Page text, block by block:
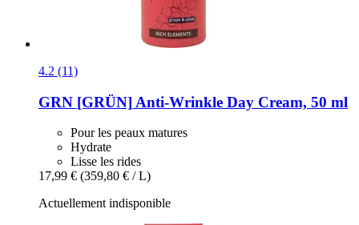
4.2 (11)
GRN [GRÜN] Anti-​Wrinkle Day Cream, 50 ml
Pour les peaux matures
Hydrate
Lisse les rides
17,99 € (359,80 € / L)
Actuellement indisponible